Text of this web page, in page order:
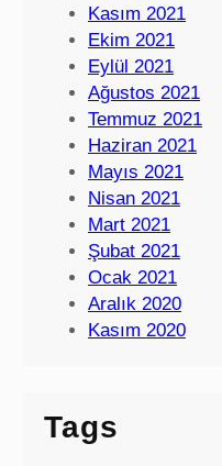
Kasım 2021
Ekim 2021
Eylül 2021
Ağustos 2021
Temmuz 2021
Haziran 2021
Mayıs 2021
Nisan 2021
Mart 2021
Şubat 2021
Ocak 2021
Aralık 2020
Kasım 2020
Tags